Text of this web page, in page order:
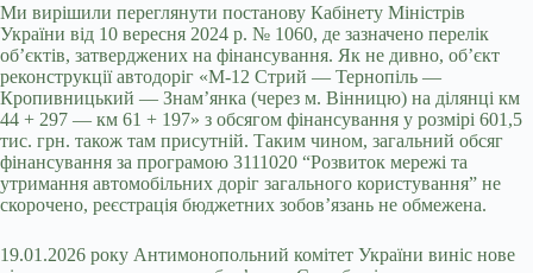
Ми вирішили переглянути постанову Кабінету Міністрів
України від 10 вересня 2024 р. № 1060, де зазначено перелік
об’єктів, затверджених на фінансування. Як не дивно, об’єкт
реконструкції автодоріг «М-12 Стрий — Тернопіль —
Кропивницький — Знам’янка (через м. Вінницю) на ділянці км
44 + 297 — км 61 + 197» з обсягом фінансування у розмірі 601,5
тис. грн. також там присутній. Таким чином, загальний обсяг
фінансування за програмою 3111020 “Розвиток мережі та
утримання автомобільних доріг загального користування” не
скорочено, реєстрація бюджетних зобов’язань не обмежена.
19.01.2026 року Антимонопольний комітет України виніс нове